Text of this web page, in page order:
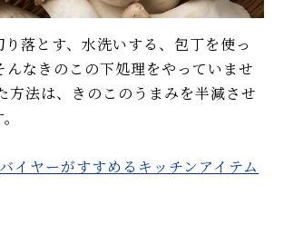
落とす、水洗いする、包丁を使っ
なきのこの下処理をやっていませ
方法は、きのこのうまみを半減させ
イヤーがすすめるキッチンアイテム
【ルウなし】牛肉とトマトの
「ハヤシライス」プロのレシ
ピ。家庭の調味料で作れます！
おもてなし料理になる⁉ 鮭のホ
イル焼きレシピ。プロの下処
【コンソメ＆トマト缶不要】濃
【初心者必見】干さない、シソ
不要！ 昔ながらの塩漬け梅干し
の簡単な作り方
モヒートの基本レシピ。すっきり
MORE